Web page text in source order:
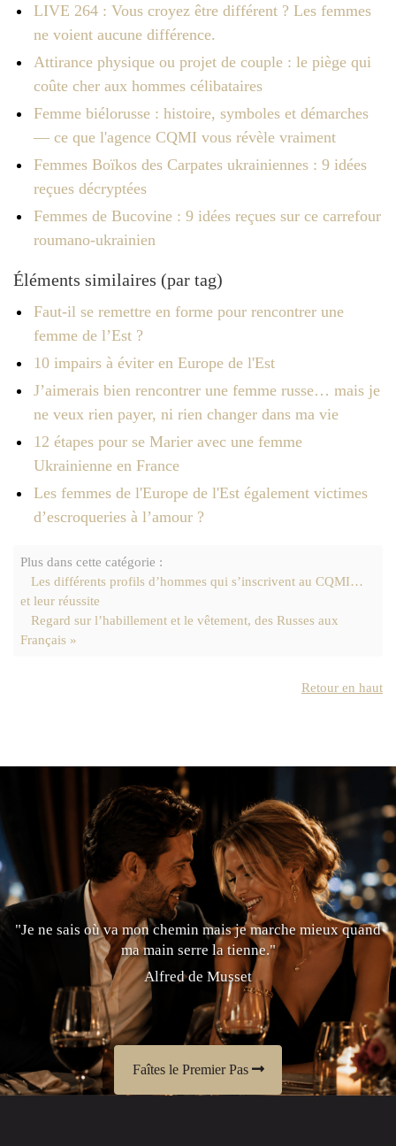
LIVE 264 : Vous croyez être différent ? Les femmes
ne voient aucune différence.
Attirance physique ou projet de couple : le piège qui
coûte cher aux hommes célibataires
Femme biélorusse : histoire, symboles et démarches
— ce que l'agence CQMI vous révèle vraiment
Femmes Boïkos des Carpates ukrainiennes : 9 idées
reçues décryptées
Femmes de Bucovine : 9 idées reçues sur ce carrefour
roumano-ukrainien
Éléments similaires (par tag)
Faut-il se remettre en forme pour rencontrer une
femme de l’Est ?
10 impairs à éviter en Europe de l'Est
J’aimerais bien rencontrer une femme russe… mais je
ne veux rien payer, ni rien changer dans ma vie
12 étapes pour se Marier avec une femme
Ukrainienne en France
Les femmes de l'Europe de l'Est également victimes
d’escroqueries à l’amour ?
Plus dans cette catégorie :
Les différents profils d’hommes qui s’inscrivent au CQMI…
et leur réussite
Regard sur l’habillement et le vêtement, des Russes aux
Français »
Retour en haut
"Je ne sais où va mon chemin mais je marche mieux quand
ma main serre la tienne."
Alfred de Musset
Faîtes le Premier Pas